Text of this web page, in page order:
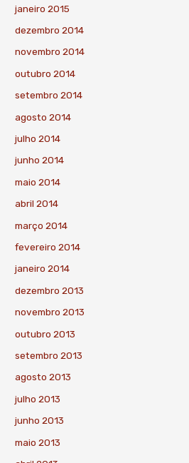
janeiro 2015
dezembro 2014
novembro 2014
outubro 2014
setembro 2014
agosto 2014
julho 2014
junho 2014
maio 2014
abril 2014
março 2014
fevereiro 2014
janeiro 2014
dezembro 2013
novembro 2013
outubro 2013
setembro 2013
agosto 2013
julho 2013
junho 2013
maio 2013